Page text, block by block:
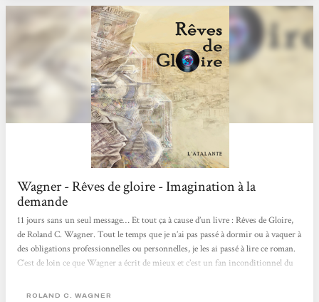
Wagner - Rêves de gloire - Imagination à la
demande
11 jours sans un seul message… Et tout ça à cause d’un livre : Rêves de Gloire,
de Roland C. Wagner. Tout le temps que je n’ai pas passé à dormir ou à vaquer à
des obligations professionnelles ou personnelles, je les ai passé à lire ce roman.
C’est de loin ce que Wagner a écrit de mieux et c’est un fan inconditionnel du
seulement vous dire que :* ça se passe en Algérie entre 1961 et nos jours.* ce
ROLAND C. WAGNER